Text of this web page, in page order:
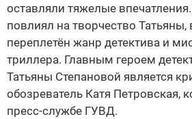
оставляли тяжелые
повлиял на творчество Татьяны,
переплетён жанр детектива и
триллера. Главным героем
Татьяны Степановой является
обозреватель Катя Петровская,
пресс-службе ГУВД.